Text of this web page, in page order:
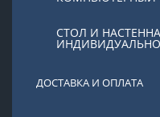
СТОЛ И
ДОСТАВКА И ОПЛАТА